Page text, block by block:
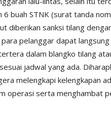
buah STNK (surat tanda
diberikan sanksi tilang
pelanggar dapat
dalam blangko tilang
jadwal yang ada.
melengkapi kelengkapan
operasi serta menghambat